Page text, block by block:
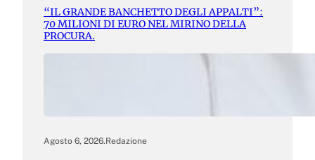
“IL GRANDE BANCHETTO DEGLI APPALTI”:
70 MILIONI DI EURO NEL MIRINO DELLA
PROCURA.
Agosto 6, 2026.Redazione